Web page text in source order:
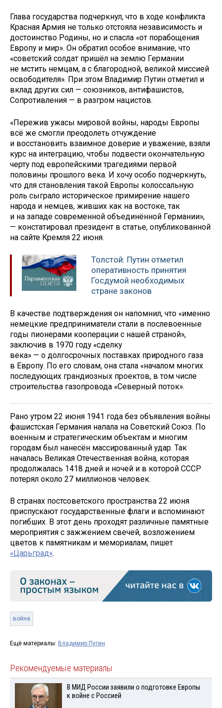
Глава государства подчеркнул, что в ходе конфликта
Красная Армия не только отстояла независимость и
достоинство Родины, но и спасла «от порабощения
Европу и мир». Он обратил особое внимание, что
«советский солдат пришёл на землю Германии
не мстить немцам, а с благородной, великой миссией
освободителя». При этом Владимир Путин отметил и
вклад других сил — союзников, антифашистов,
Сопротивления — в разгром нацистов.
«Пережив ужасы мировой войны, народы Европы
всё же смогли преодолеть отчуждение
и восстановить взаимное доверие и уважение, взяли
курс на интеграцию, чтобы подвести окончательную
черту под европейскими трагедиями первой
половины прошлого века. И хочу особо подчеркнуть,
что для становления такой Европы колоссальную
роль сыграло историческое примирение нашего
народа и немцев, живших как на востоке, так
и на западе современной объединённой Германии»,
— констатировал президент в статье, опубликованной
на сайте Кремля 22 июня.
Толстой: Путин отметил
оперативность принятия
Госдумой необходимых
стране законов
В качестве подтверждения он напомнил, что «именно
немецкие предприниматели стали в послевоенные
годы пионерами кооперации с нашей страной»,
заключив в 1970 году «сделку
века» — о долгосрочных поставках природного газа
в Европу. По его словам, она стала «началом многих
последующих грандиозных проектов, в том числе
строительства газопровода «Северный поток».
Рано утром 22 июня 1941 года без объявления войны
фашистская Германия напала на Советский Союз. По
военным и стратегическим объектам и многим
городам был нанесён массированный удар. Так
началась Великая Отечественная война, которая
продолжалась 1418 дней и ночей и в которой СССР
потерял около 27 миллионов человек.
В странах постсоветского пространства 22 июня
приспускают государственные флаги и вспоминают
погибших. В этот день проходят различные памятные
мероприятия с зажжением свечей, возложением
цветов к памятникам и мемориалам, пишет
«Царьград».
война
Ещё материалы: Владимир Путин
Рекомендуемые материалы
В МИД России заявили о подготовке Европы
к войне с Россией